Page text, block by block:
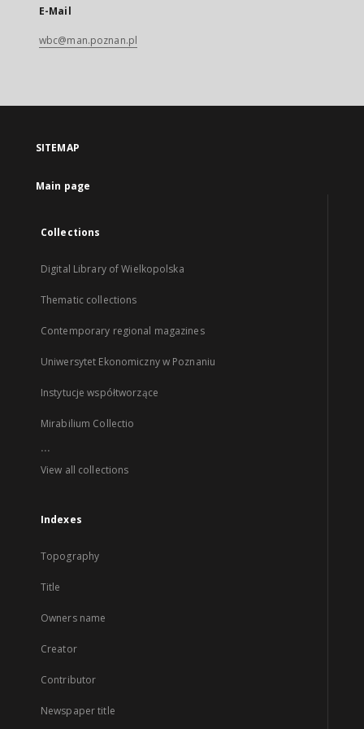
E-Mail
wbc@man.poznan.pl
SITEMAP
Main page
Collections
Digital Library of Wielkopolska
Thematic collections
Contemporary regional magazines
Uniwersytet Ekonomiczny w Poznaniu
Instytucje współtworzące
Mirabilium Collectio
...
View all collections
Indexes
Topography
Title
Owners name
Creator
Contributor
Newspaper title